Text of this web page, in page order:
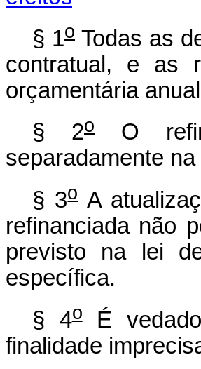
§ 1o Todas as
contratual, e as
orçamentária
§ 2o
O
separadamente
§ 3oA
refinanciada não
previsto na lei
específica.
§ 4oÉ vedado
finalidade